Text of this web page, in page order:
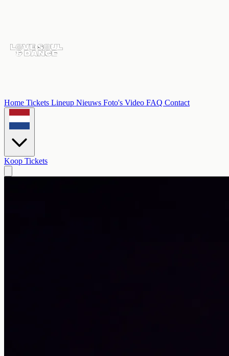
Home Tickets Lineup Nieuws Foto's Video FAQ Contact
Koop Tickets